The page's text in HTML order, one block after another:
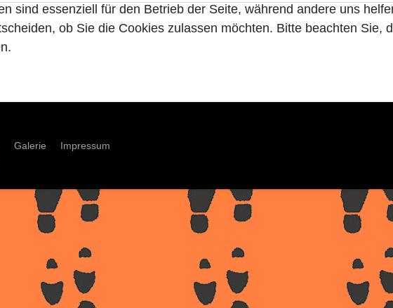
Galerie
Impressum
sind essenziell für den Betrieb der Seite, während andere uns
ob Sie die Cookies zulassen möchten. Bitte beachten Sie,